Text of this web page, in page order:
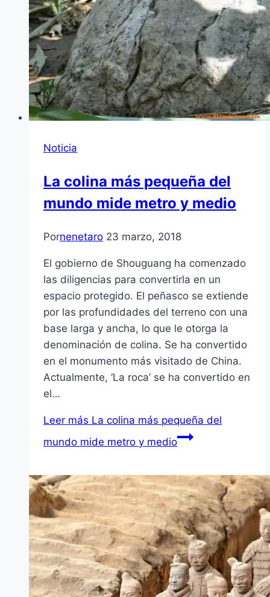
Noticia
La colina más pequeña del
mundo mide metro y medio
Pornenetaro 23 marzo, 2018
El gobierno de Shouguang ha comenzado
las diligencias para convertirla en un
espacio protegido. El peñasco se extiende
por las profundidades del terreno con una
base larga y ancha, lo que le otorga la
denominación de colina. Se ha convertido
en el monumento más visitado de China.
Actualmente, ‘La roca’ se ha convertido en
el…
Leer más La colina más pequeña del
mundo mide metro y medio